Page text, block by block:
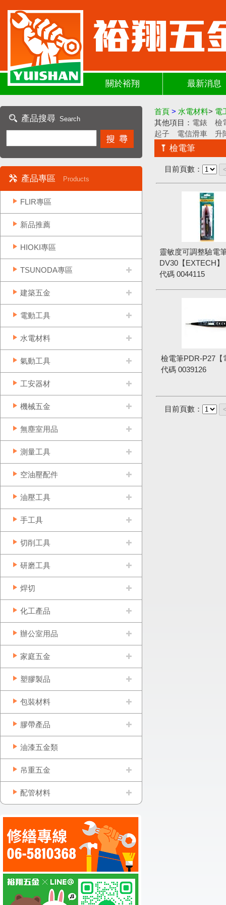
關於裕翔 最新消息
產品搜尋 Search
產品專區 Products
FLIR專區
新品推薦
HIOKI專區
TSUNODA專區
建築五金
電動工具
水電材料
氣動工具
工安器材
機械五金
無塵室用品
測量工具
空油壓配件
油壓工具
手工具
切削工具
研磨工具
焊切
化工產品
辦公室用品
家庭五金
塑膠製品
包裝材料
膠帶產品
油漆五金類
吊重五金
配管材料
首頁 > 水電材料> 電
其他項目： 電錶
檢
起子
電信滑車 升
檢電筆
目前頁數：
靈敏度可調整驗電
DV30【EXTECH】
代碼 0044115
檢電筆PDR-P27【
代碼 0039126
目前頁數：